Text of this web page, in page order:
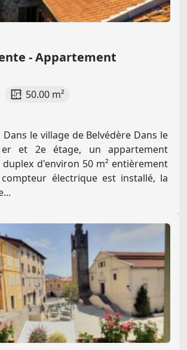
- Appartement
50.00 m²
Dans le village de Belvédère Dans le
et 2e étage, un appartement
d'environ 50 m² entièrement
électrique est installé, la